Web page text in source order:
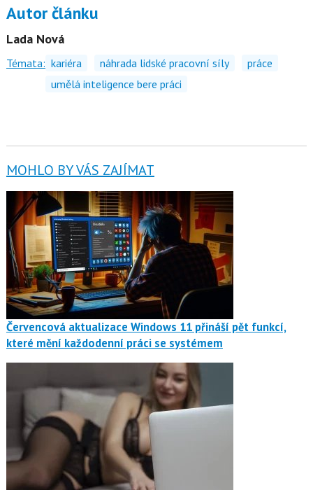
Autor článku
Lada Nová
Témata: kariéra náhrada lidské pracovní síly
práce
umělá inteligence bere práci
MOHLO BY VÁS ZAJÍMAT
Červencová aktualizace Windows 11 přináší pět funkcí,
které mění každodenní práci se systémem